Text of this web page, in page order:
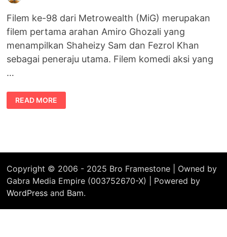
Filem ke-98 dari Metrowealth (MiG) merupakan
filem pertama arahan Amiro Ghozali yang
menampilkan Shaheizy Sam dan Fezrol Khan
sebagai peneraju utama. Filem komedi aksi yang
…
FILEM
KAKI
KITAI
READ MORE
Copyright © 2006 - 2025 Bro Framestone | Owned by
Gabra Media Empire (003752670-X) | Powered by
WordPress and Bam.